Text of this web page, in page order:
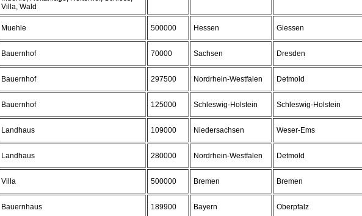
Villa, Wald
Muehle 500000 Hessen Giessen
Bauernhof 70000 Sachsen Dresden
Bauernhof 297500 Nordrhein-Westfalen Detmold
Bauernhof 125000 Schleswig-Holstein Schleswig-Holstein
Landhaus 109000 Niedersachsen Weser-Ems
Landhaus 280000 Nordrhein-Westfalen Detmold
Villa 500000 Bremen Bremen
Bauernhaus 189900 Bayern Oberpfalz